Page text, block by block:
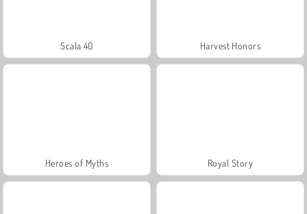
Scala 40 Harvest Honors
Heroes of Myths Royal Story